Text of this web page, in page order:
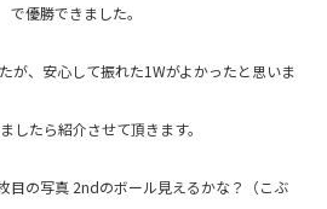
優勝できました。
が、安心して振れた1Wがよかったと思いま
したら紹介させて頂きます。
の写真 2ndのボール見えるかな？（こぶ